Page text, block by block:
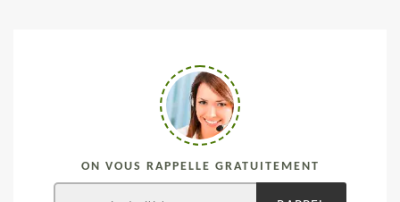
ON VOUS RAPPELLE GRATUITEMENT